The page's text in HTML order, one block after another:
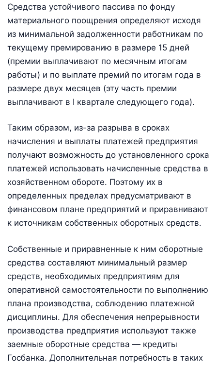
Средства устойчивого пассива по фонду
материального поощрения определяют исходя
из минимальной задолженности работникам по
текущему премированию в размере 15 дней
(премии выплачивают по месячным итогам
работы) и по выплате премий по итогам года в
размере двух месяцев (эту часть премии
выплачивают в I квартале следующего года).
Таким образом, из-за разрыва в сроках
начисления и выплаты платежей предприятия
получают возможность до установленного срока
платежей использовать начисленные средства в
хозяйственном обороте. Поэтому их в
определенных пределах предусматривают в
финансовом плане предприятий и приравнивают
к источникам собственных оборотных средств.
Собственные и приравненные к ним оборотные
средства составляют минимальный размер
средств, необходимых предприятиям для
оперативной самостоятельности по выполнению
плана производства, соблюдению платежной
дисциплины. Для обеспечения непрерывности
производства предприятия используют также
заемные оборотные средства — кредиты
Госбанка. Дополнительная потребность в таких